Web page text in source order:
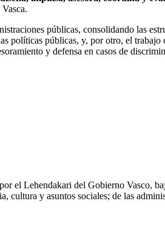
públicas, consolidando las
políticas públicas, y, por otro, el
y defensa en casos de
el Lehendakari del Gobierno Vasco,
cultura y asuntos sociales; de las